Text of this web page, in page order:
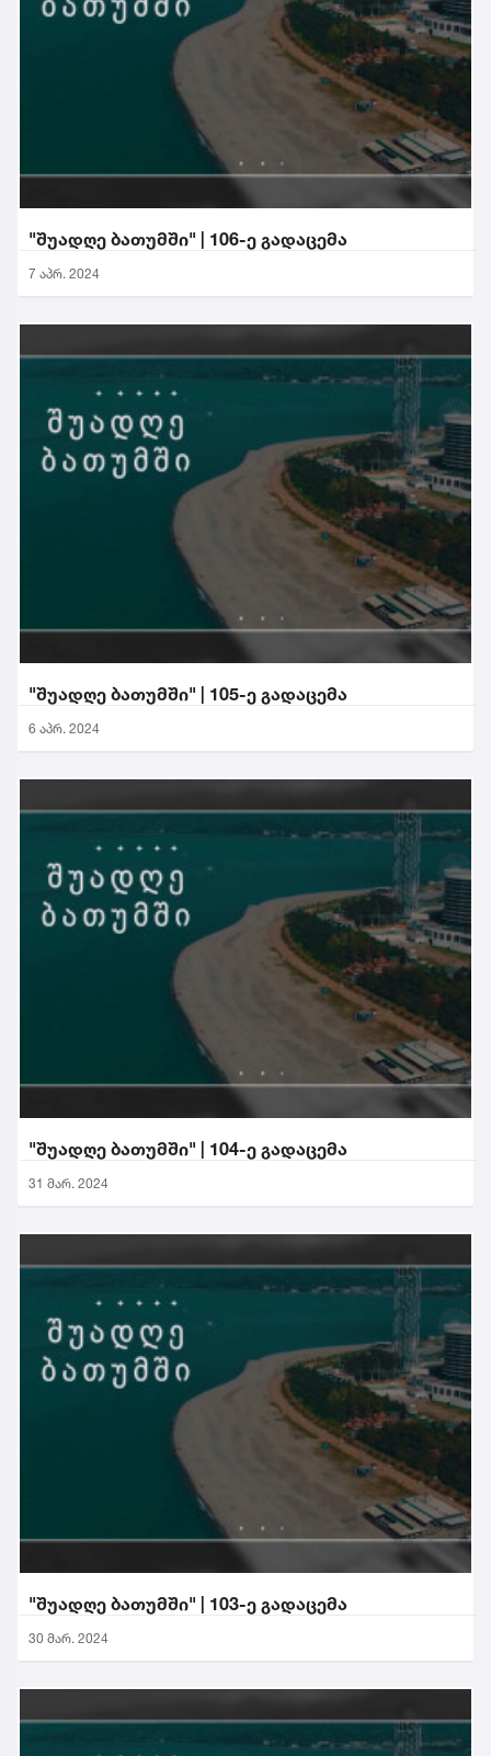
"შუადღე ბათუმში" | 106-ე გადაცემა
7 აპრ. 2024
"შუადღე ბათუმში" | 105-ე გადაცემა
6 აპრ. 2024
"შუადღე ბათუმში" | 104-ე გადაცემა
31 მარ. 2024
"შუადღე ბათუმში" | 103-ე გადაცემა
30 მარ. 2024